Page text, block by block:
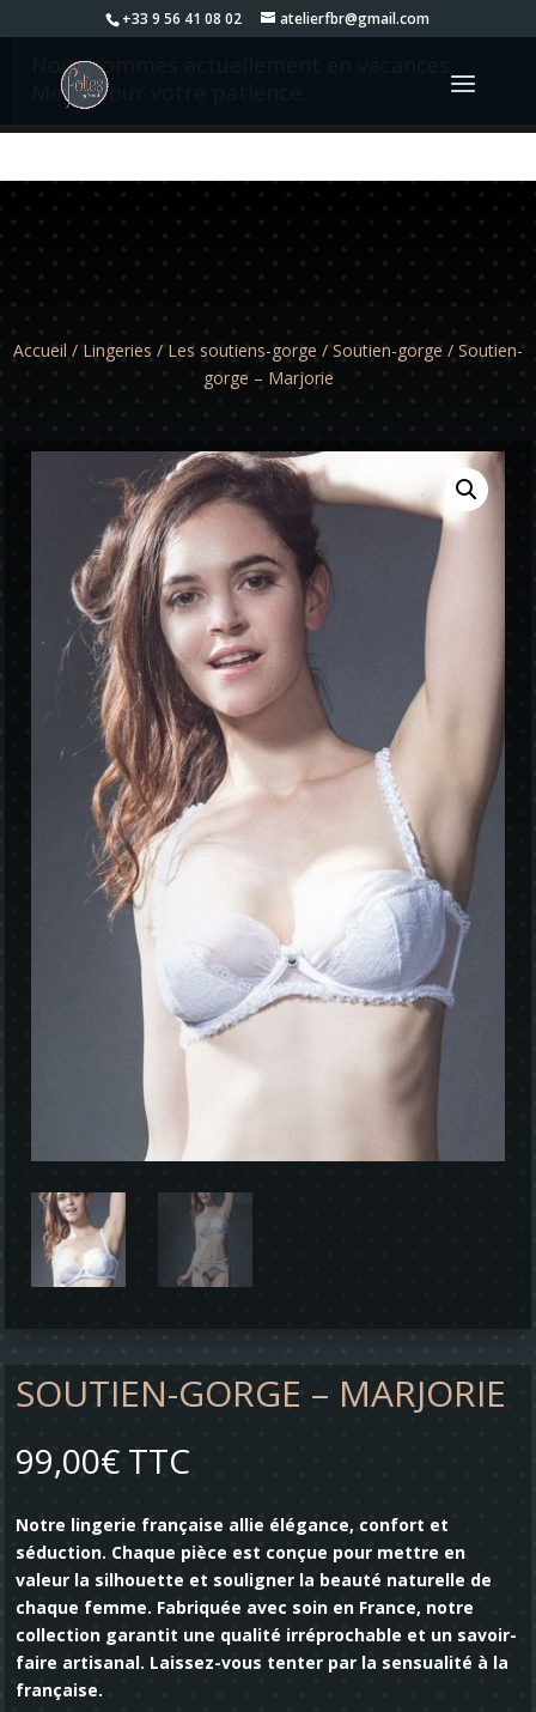
+33 9 56 41 08 02 atelierfbr@gmail.com
Nous sommes actuellement en vacances.
Merci pour votre patience.
Accueil / Lingeries / Les soutiens-gorge / Soutien-gorge / Soutien-
gorge – Marjorie
SOUTIEN-GORGE – MARJORIE
99,00€ TTC
Notre lingerie française allie élégance, confort et
séduction. Chaque pièce est conçue pour mettre en
valeur la silhouette et souligner la beauté naturelle de
chaque femme. Fabriquée avec soin en France, notre
collection garantit une qualité irréprochable et un savoir-
faire artisanal. Laissez-vous tenter par la sensualité à la
française.